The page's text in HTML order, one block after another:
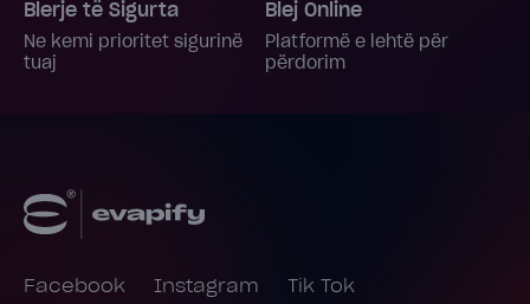
Blerje të Sigurta
Ne kemi prioritet sigurinë
tuaj
Blej Online
Platformë e lehtë për
përdorim
Facebook Instagram Tik Tok